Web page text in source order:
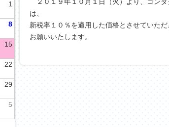
1
8
15
22
29
5
２０１９年１０月１日（火）より、コン
は、
新税率１０％を適用した価格とさせていた
お願いいたします。
米沢アイ